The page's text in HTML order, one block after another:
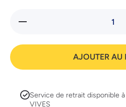
Réduire
AJOUTER AU
Service de retrait disponible à
VIVES